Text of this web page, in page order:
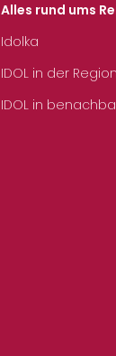
Alles rund ums
Idolka
IDOL in der
IDOL in